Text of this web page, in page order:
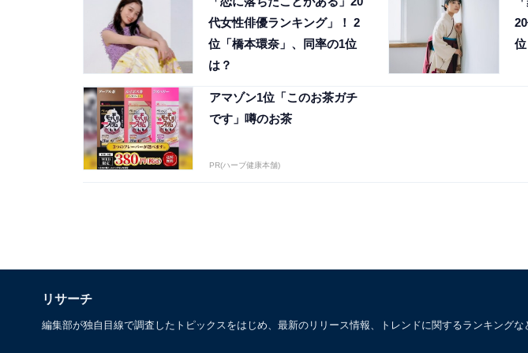
代女性俳優ランキング」！ 2
位「橋本環奈」、同率の1位
は？
アマゾン1位「このお茶ガチ
です」噂のお茶
PR(ハーブ健康本舗)
リサーチ
編集部が独自目線で調査したトピックスをはじめ、最新のリリース情報、トレンドに関するランキング